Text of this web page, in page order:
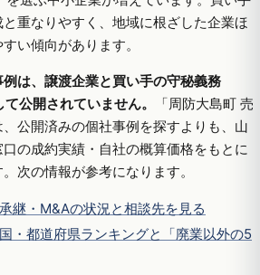
重なりやすく、地域に根ざした企業ほ
い傾向があります。
は、譲渡企業と買い手の守秘義務
公開されていません。
「周防大島町 売
公開済みの個社事例を探すよりも、山
の成約実績・自社の概算価格をもとに
次の情報が参考になります。
継・M&Aの状況と相談先を見る
・都道府県ランキングと「廃業以外の5